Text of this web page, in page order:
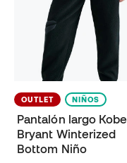
OUTLET NIÑOS
Pantalón largo Kobe
Bryant Winterized
Bottom Niño